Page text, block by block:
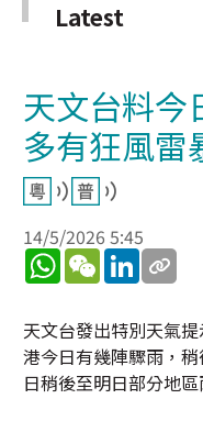
Latest
天文台料今
多有狂風雷
14/5/2026 5:45
WhatsApp
WeChatLinkedIn
天文台發出特別天氣
港今日有幾陣驟雨，
日稍後至明日部分地區